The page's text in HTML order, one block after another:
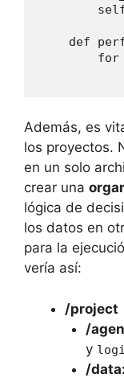
def
for
Además, es
los proyectos.
en un solo
crear una
lógica de
los datos en
para la
vería así:
/project
/
y
/data: